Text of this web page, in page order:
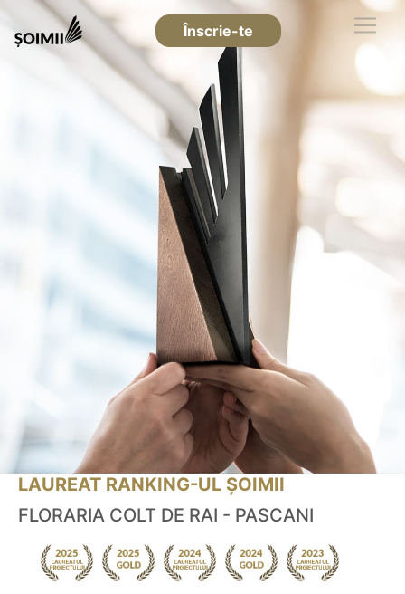
Înscrie-te
LAUREAT RANKING-UL ȘOIMII
FLORARIA COLT DE RAI - PASCANI